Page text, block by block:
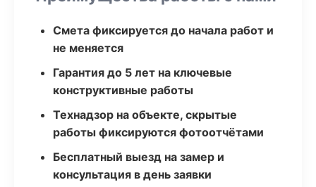
Смета фиксируется до начала работ и
не меняется
Гарантия до 5 лет на ключевые
конструктивные работы
Технадзор на объекте, скрытые
работы фиксируются фотоотчётами
Бесплатный выезд на замер и
консультация в день заявки